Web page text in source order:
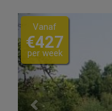
Previous
Vanaf
€427
per week